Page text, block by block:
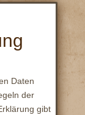
Daten
der
gibt